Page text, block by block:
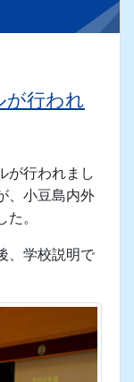
が行われまし